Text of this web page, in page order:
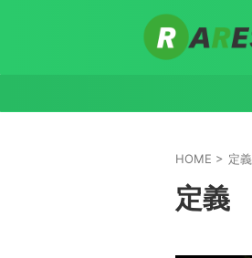
HOME > 定義
定義